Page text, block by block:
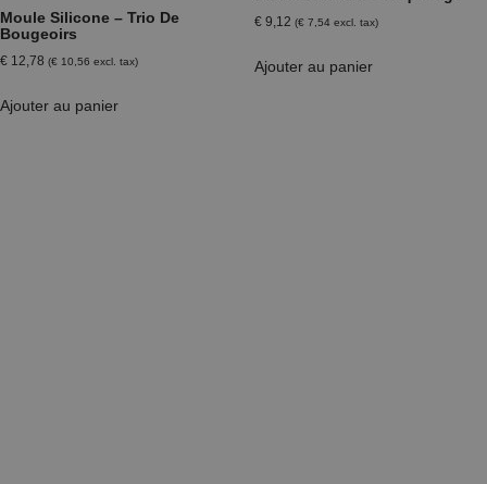
Moule Silicone – Trio De
Bougeoirs
€ 12,78 (€ 10,56 excl. tax)
Ajouter au panier
€ 9,12 (€ 7,54 excl. tax)
Ajouter au panier